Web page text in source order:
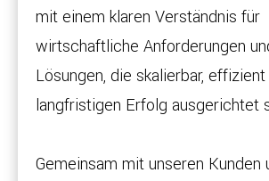
mit einem klaren Verständnis für
wirtschaftliche Anforderungen
Lösungen, die skalierbar,
langfristigen Erfolg ausgerichtet
Gemeinsam mit unseren Kunden